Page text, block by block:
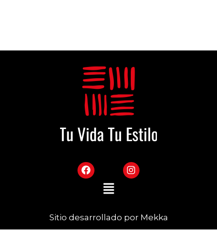
Sitio desarrollado por Mekka